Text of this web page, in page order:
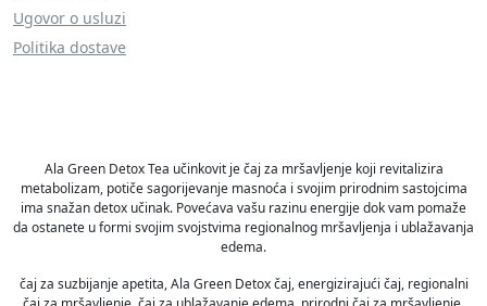
Ugovor o usluzi
Politika dostave
Ala Green Detox Tea učinkovit je čaj za mršavljenje koji revitalizira
metabolizam, potiče sagorijevanje masnoća i svojim prirodnim sastojcima
ima snažan detox učinak. Povećava vašu razinu energije dok vam pomaže
da ostanete u formi svojim svojstvima regionalnog mršavljenja i ublažavanja
edema.
čaj za suzbijanje apetita, Ala Green Detox čaj, energizirajući čaj, regionalni